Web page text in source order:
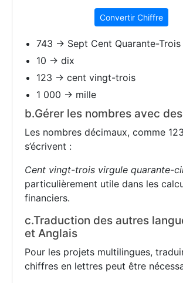
Convertir Chiffre
743 → Sept Cent Quarante-Trois
10 → dix
123 → cent vingt-trois
1 000 → mille
b.Gérer les nombres avec
Les nombres décimaux, comme
s’écrivent :
Cent vingt-trois virgule quarante-
particulièrement utile dans les
financiers.
c.Traduction des autres
et Anglais
Pour les projets multilingues,
chiffres en lettres peut être